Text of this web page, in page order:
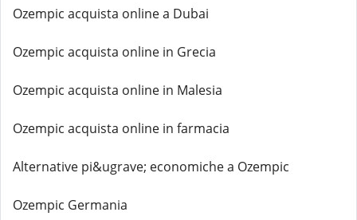
Ozempic acquista online a Dubai
Ozempic acquista online in Grecia
Ozempic acquista online in Malesia
Ozempic acquista online in farmacia
Alternative pi&ugrave; economiche a Ozempic
Ozempic Germania